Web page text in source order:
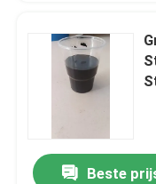
Beste